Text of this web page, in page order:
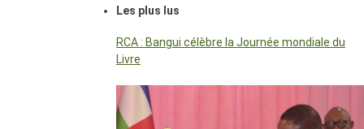
Les plus lus
RCA : Bangui célèbre la Journée mondiale du
Livre